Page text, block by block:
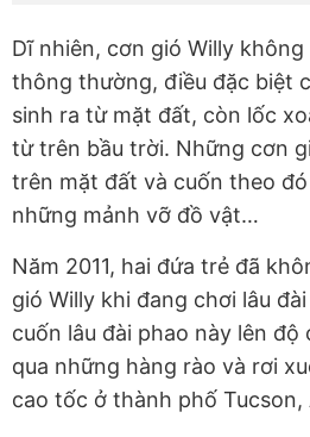
Dĩ nhiên, cơn gió Willy
thông thường, điều đặc biệt
sinh ra từ mặt đất, còn lốc
từ trên bầu trời. Những cơn
trên mặt đất và cuốn theo
những mảnh vỡ đồ vật…
Năm 2011, hai đứa trẻ đã
gió Willy khi đang chơi lâu
cuốn lâu đài phao này lên độ
qua những hàng rào và rơi
cao tốc ở thành phố Tucson,